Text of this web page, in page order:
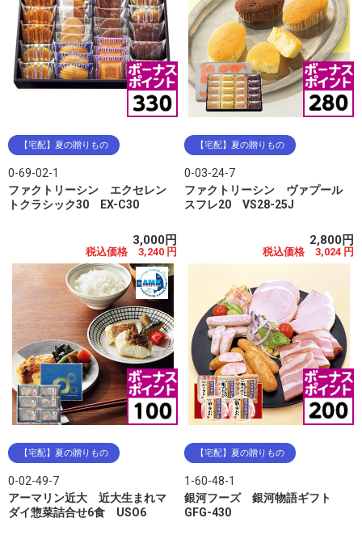
【宅配】夏の贈りもの
0-69-02-1
ファクトリーシン エクセレン
トクラシック30 EX-C30
3,000円
税込価格 3,240 円
【宅配】夏の贈りもの
0-03-24-7
ファクトリーシン ヴァプール
スフレ20 VS28-25J
2,800円
税込価格 3,024 円
【宅配】夏の贈りもの
0-02-49-7
アーマリン近大 近大生まれマ
ダイ惣菜詰合せ6食 USO6
【宅配】夏の贈りもの
1-60-48-1
銀河フーズ 銀河物語ギフト
GFG-430